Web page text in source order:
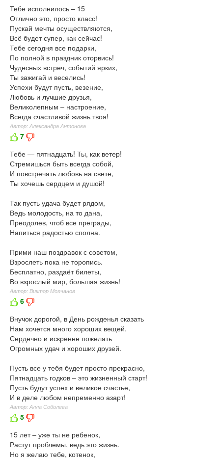
Тебе исполнилось – 15
Отлично это, просто класс!
Пускай мечты осуществляются,
Всё будет супер, как сейчас!
Тебе сегодня все подарки,
По полной в праздник оторвись!
Чудесных встреч, событий ярких,
Ты зажигай и веселись!
Успехи будут пусть, везение,
Любовь и лучшие друзья,
Великолепным – настроение,
Всегда счастливой жизнь твоя!
Автор: Александра Антонова
7
Тебе — пятнадцать! Ты, как ветер!
Стремишься быть всегда собой,
И повстречать любовь на свете,
Ты хочешь сердцем и душой!
Так пусть удача будет рядом,
Ведь молодость, на то дана,
Преодолев, чтоб все преграды,
Напиться радостью сполна.
Прими наш поздравок с советом,
Взрослеть пока не торопись.
Бесплатно, раздаёт билеты,
Во взрослый мир, большая жизнь!
Автор: Виктор Молчанов
6
Внучок дорогой, в День рожденья сказать
Нам хочется много хороших вещей.
Сердечно и искренне пожелать
Огромных удач и хороших друзей.
Пусть все у тебя будет просто прекрасно,
Пятнадцать годков – это жизненный старт!
Пусть будут успех и великое счастье,
И в деле любом непременно азарт!
Автор: Алла Соболева
5
15 лет – уже ты не ребенок,
Растут проблемы, ведь это жизнь.
Но я желаю тебе, котенок,